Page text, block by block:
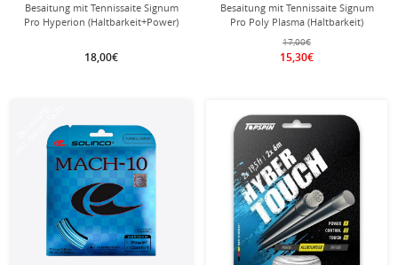
Besaitung mit Tennissaite Signum
Pro Hyperion (Haltbarkeit+Power)
18,00€
Besaitung mit Tennissaite Signum
Pro Poly Plasma (Haltbarkeit)
orange
17,00€
15,30€
mit dieser Saite